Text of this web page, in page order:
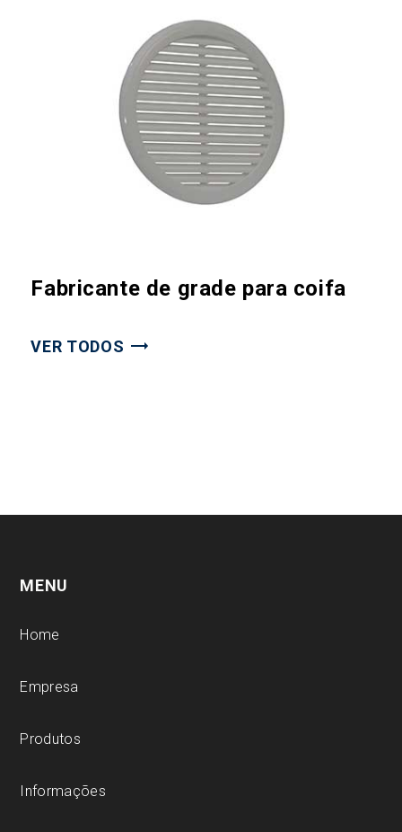
Fabricante de grade para coifa
VER TODOS
MENU
Home
Empresa
Produtos
Informações